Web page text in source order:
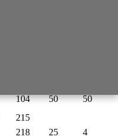
104 50
50
215
218 25
4